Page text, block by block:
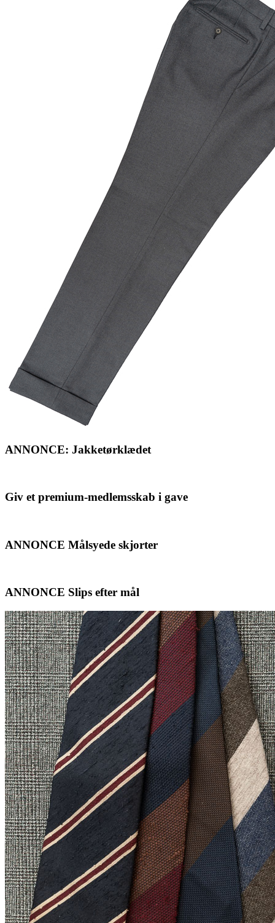
ANNONCE: Jakketørklædet
Giv et premium-medlemsskab i gave
ANNONCE Målsyede skjorter
ANNONCE Slips efter mål